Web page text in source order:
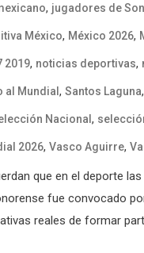
, jugadores de
México, México 2026,
2019, noticias deportivas,
al Mundial , Santos Laguna,
Nacional ,
2026, Vasco Aguirre,
que en el deporte
fue convocado
reales de formar